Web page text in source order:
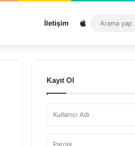
İletişim Sitemap
Kayıt Ol